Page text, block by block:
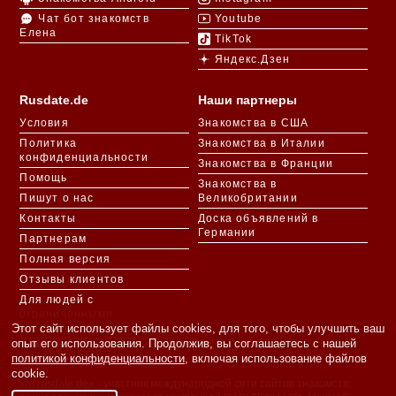
Rusdate.de
Условия
Политика
конфиденциальности
Помощь
Пишут о нас
Контакты
Партнерам
Полная версия
Отзывы клиентов
Для людей с
возможностями
Languages
Чат бот знакомств
Елена
Youtube
TikTok
Яндекс.Дзен
Наши партнеры
Знакомства в США
Знакомства в Италии
Знакомства в Франции
Знакомства в
Великобритании
Доска объявлений в
Германии
Этот сайт использует файлы cookies, для того, чтобы улучшить ваш
опыт его использования. Продолжив, вы соглашаетесь с нашей
политикой конфиденциальности, включая использование файлов
cookie.